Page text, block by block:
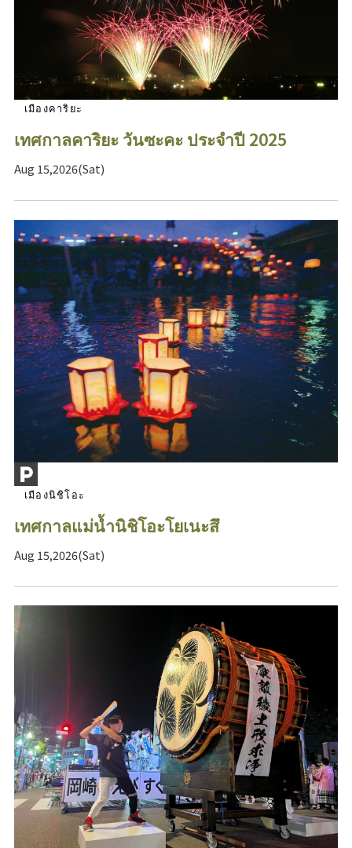
เมืองคาริยะ
เทศกาลคาริยะ วันซะคะ ประจำปี 2025
Aug 15,2026(Sat)
เมืองนิชิโอะ
เทศกาลแม่น้ำนิชิโอะโยเนะสึ
Aug 15,2026(Sat)